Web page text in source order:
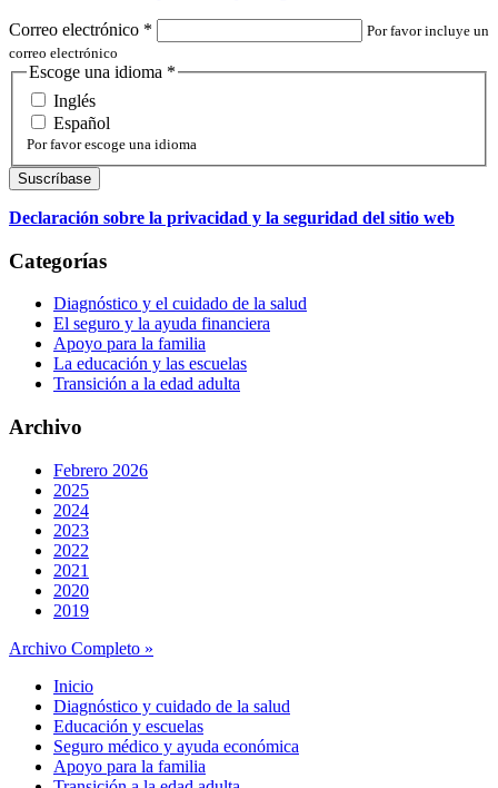
Correo electrónico *
Por favor incluye un
correo electrónico
Escoge una idioma *
Inglés
Español
Por favor escoge una idioma
Declaración sobre la privacidad y la seguridad del sitio web
Categorías
Diagnóstico y el cuidado de la salud
El seguro y la ayuda financiera
Apoyo para la familia
La educación y las escuelas
Transición a la edad adulta
Archivo
Febrero 2026
2025
2024
2023
2022
2021
2020
2019
Archivo Completo »
Inicio
Diagnóstico y cuidado de la salud
Educación y escuelas
Seguro médico y ayuda económica
Apoyo para la familia